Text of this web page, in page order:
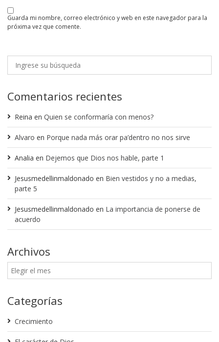
guarda mi nombre, correo electrónico y web en este navegador para la
próxima vez que comente.
Comentarios recientes
Reina en Quien se conformaría con menos?
Alvaro en Porque nada más orar pa’dentro no nos sirve
Analia en Dejemos que Dios nos hable, parte 1
Jesusmedellinmaldonado en Bien vestidos y no a medias,
parte 5
Jesusmedellinmaldonado en La importancia de ponerse de
acuerdo
Archivos
Categorías
Crecimiento